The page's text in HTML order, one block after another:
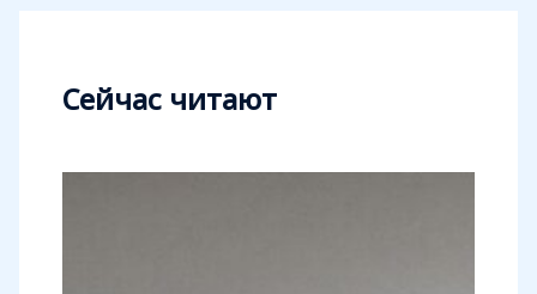
Сейчас читают